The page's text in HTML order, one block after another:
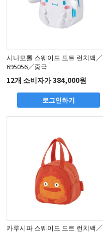
시나모롤 스웨이드 도트 런치백／
695056／중국
12개 소비자가 384,000원
로그인하기
카루시파 스웨이드 도트 런치백／